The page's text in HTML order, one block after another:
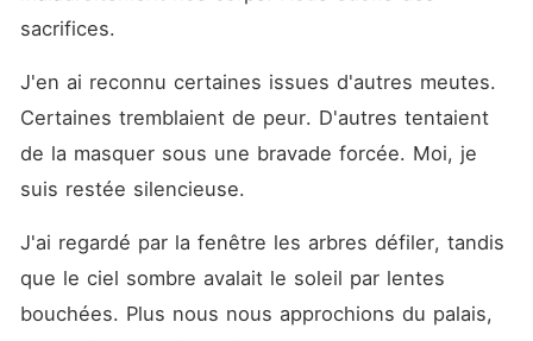
sacrifices.
J'en ai reconnu certaines issues d'autres meutes.
Certaines tremblaient de peur. D'autres tentaient
de la masquer sous une bravade forcée. Moi, je
suis restée silencieuse.
J'ai regardé par la fenêtre les arbres défiler, tandis
que le ciel sombre avalait le soleil par lentes
bouchées. Plus nous nous approchions du palais,